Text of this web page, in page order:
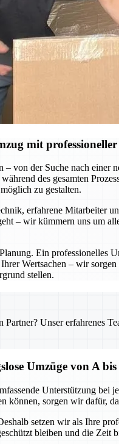
mit
von der Suche nach einer
des gesamten
zu gestalten.
erfahrene Mitarbeiter
– wir kümmern uns um
Ein professionelles
Wertsachen – wir
stellen.
Unser erfahrenes
Umzüge von A
Unterstützung bei
können, sorgen wir dafür,
setzen wir als Ihre
bleiben und die